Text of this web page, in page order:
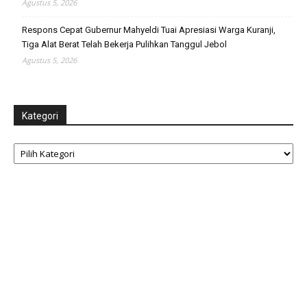
Agustus 5, 2026
Respons Cepat Gubernur Mahyeldi Tuai Apresiasi Warga Kuranji,
Tiga Alat Berat Telah Bekerja Pulihkan Tanggul Jebol
Agustus 5, 2026
Kategori
Kategori